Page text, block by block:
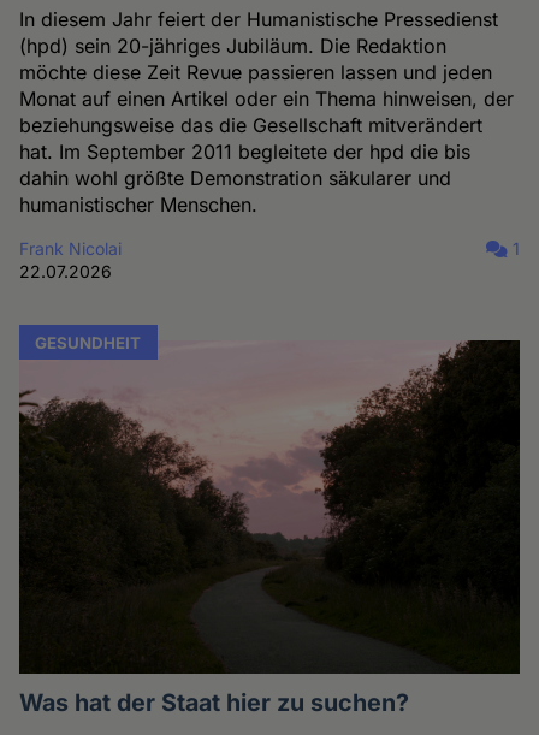
In diesem Jahr feiert der Humanistische Pressedienst
(hpd) sein 20-jähriges Jubiläum. Die Redaktion
möchte diese Zeit Revue passieren lassen und jeden
Monat auf einen Artikel oder ein Thema hinweisen, der
beziehungsweise das die Gesellschaft mitverändert
hat. Im September 2011 begleitete der hpd die bis
dahin wohl größte Demonstration säkularer und
humanistischer Menschen.
Frank Nicolai
22.07.2026
1
GESUNDHEIT
Was hat der Staat hier zu suchen?